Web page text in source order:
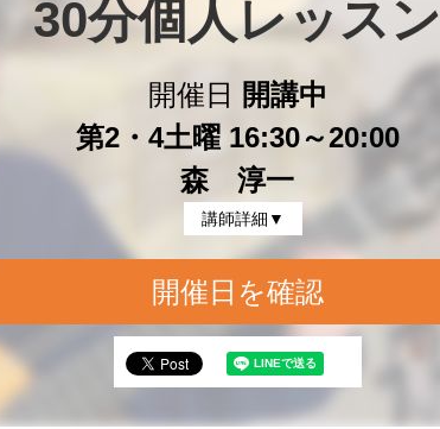
30分個人レッスン
開催日
開講中
第2・4土曜 16:30～20:00
森 淳一
講師詳細▼
開催日を確認